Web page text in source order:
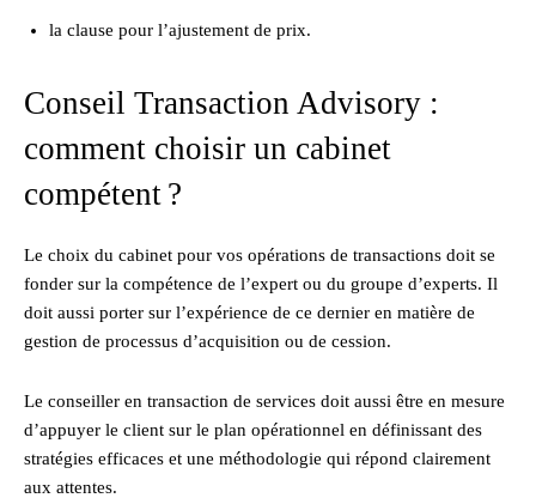
la clause pour l’ajustement de prix.
Conseil Transaction Advisory :
comment choisir un cabinet
compétent ?
Le choix du cabinet pour vos opérations de transactions doit se
fonder sur la compétence de l’expert ou du groupe d’experts. Il
doit aussi porter sur l’expérience de ce dernier en matière de
gestion de processus d’acquisition ou de cession.
Le conseiller en transaction de services doit aussi être en mesure
d’appuyer le client sur le plan opérationnel en définissant des
stratégies efficaces et une méthodologie qui répond clairement
aux attentes.